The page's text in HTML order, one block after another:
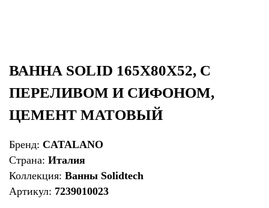
ВАННА SOLID 165X80X52, С
ПЕРЕЛИВОМ И СИФОНОМ,
ЦЕМЕНТ МАТОВЫЙ
Бренд: CATALANO
Страна: Италия
Коллекция: Ванны Solidtech
Артикул: 7239010023